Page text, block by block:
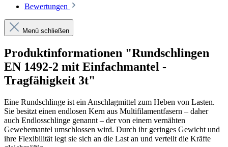
Bewertungen
Menü schließen
Produktinformationen "Rundschlingen
EN 1492-2 mit Einfachmantel -
Tragfähigkeit 3t"
Eine Rundschlinge ist ein Anschlagmittel zum Heben von Lasten.
Sie besitzt einen endlosen Kern aus Multifilamentfasern – daher
auch Endlosschlinge genannt – der von einem vernähten
Gewebemantel umschlossen wird. Durch ihr geringes Gewicht und
ihre Flexibilität legt sie sich an die Last an und verteilt die Kräfte